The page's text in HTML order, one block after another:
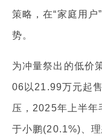
策略，在“家庭用户
势。
为冲量祭出的低价
06以21.99万元起
压，2025年上半年
于小鹏(20.1%)、